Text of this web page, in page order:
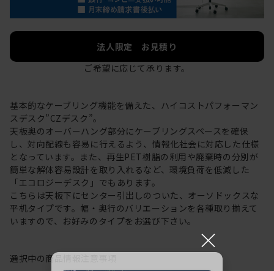
法人限定 お見積り
ご希望に応じて承ります。
基本的なケーブリング機能を備えた、ハイコストパフォーマン
スデスク”CZデスク”。
天板奥のオーバーハング部分にケーブリングスペースを確保
し、対向配線も容易に行えるよう、情報化社会に対応した仕様
となっています。また、再生PET樹脂の利用や廃棄時の分別が
簡単な解体容易設計を取り入れるなど、環境負荷を低減した
「エコロジーデスク」でもあります。
こちらは天板下にセンター引出しのついた、オーソドックスな
平机タイプです。幅・奥行のバリエーションを各種取り揃えて
いますので、お好みのタイプをお選び下さい。
選択中の商品情報
×